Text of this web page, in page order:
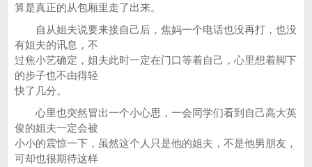
算是真正的从包厢里走了出来。
自从姐夫说要来接自己后，焦妈一个电话也没再打，也没
有姐夫的讯息，不
过焦小艺确定，姐夫此时一定在门口等着自己，心里想着脚下
的步子也不由得轻
快了几分。
心里也突然冒出一个小心思，一会同学们看到自己高大英
俊的姐夫一定会被
小小的震惊一下，虽然这个人只是他的姐夫，不是他男朋友，
可却也很期待这样